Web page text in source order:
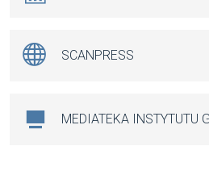
SCANPRESS
MEDIATEKA INSTYTUTU